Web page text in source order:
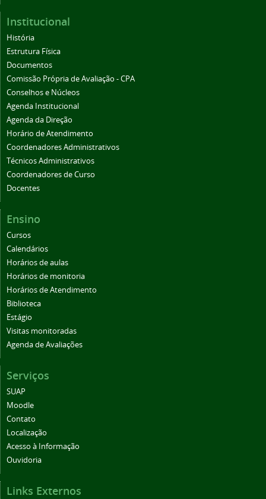
Institucional
História
Estrutura Física
Documentos
Comissão Própria de Avaliação - CPA
Conselhos e Núcleos
Agenda Institucional
Agenda da Direção
Horário de Atendimento
Coordenadores Administrativos
Técnicos Administrativos
Coordenadores de Curso
Docentes
Ensino
Cursos
Calendários
Horários de aulas
Horários de monitoria
Horários de Atendimento
Biblioteca
Estágio
Visitas monitoradas
Agenda de Avaliações
Serviços
SUAP
Moodle
Contato
Localização
Acesso à Informação
Ouvidoria
Links Externos